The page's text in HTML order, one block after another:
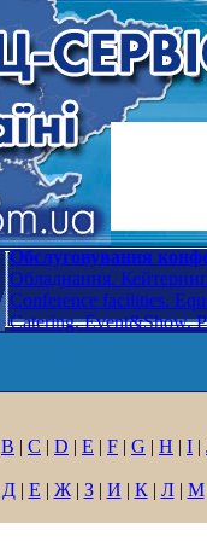
Обслуговування
Обладнання.
Conference facilities.
Catering. Event&Show.
B | C | D | E | F | G | H | I |
Д| Е | Ж| З| И | К| Л| М